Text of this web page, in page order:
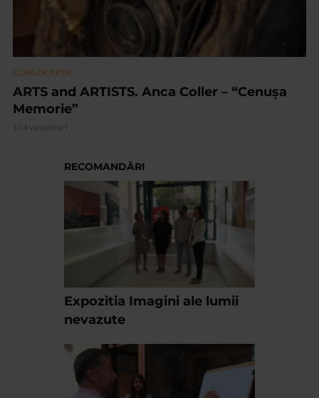
CLIPA DE ARTA
ARTS and ARTISTS. Anca Coller – “Cenușa
Memorie”
154 vizualizari
RECOMANDĂRI
Expozitia Imagini ale lumii
nevazute